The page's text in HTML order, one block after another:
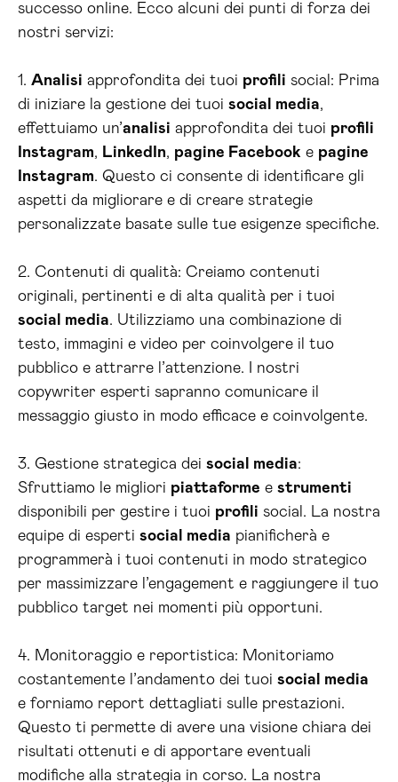
successo online. Ecco alcuni dei punti di forza dei
nostri servizi:
1. Analisi approfondita dei tuoi profili social: Prima
di iniziare la gestione dei tuoi social media,
effettuiamo un’analisi approfondita dei tuoi profili
Instagram, LinkedIn, pagine Facebook e pagine
Instagram. Questo ci consente di identificare gli
aspetti da migliorare e di creare strategie
personalizzate basate sulle tue esigenze specifiche.
2. Contenuti di qualità: Creiamo contenuti
originali, pertinenti e di alta qualità per i tuoi
social media. Utilizziamo una combinazione di
testo, immagini e video per coinvolgere il tuo
pubblico e attrarre l’attenzione. I nostri
copywriter esperti sapranno comunicare il
messaggio giusto in modo efficace e coinvolgente.
3. Gestione strategica dei social media:
Sfruttiamo le migliori piattaforme e strumenti
disponibili per gestire i tuoi profili social. La nostra
equipe di esperti social media pianificherà e
programmerà i tuoi contenuti in modo strategico
per massimizzare l’engagement e raggiungere il tuo
pubblico target nei momenti più opportuni.
4. Monitoraggio e reportistica: Monitoriamo
costantemente l’andamento dei tuoi social media
e forniamo report dettagliati sulle prestazioni.
Questo ti permette di avere una visione chiara dei
risultati ottenuti e di apportare eventuali
modifiche alla strategia in corso. La nostra